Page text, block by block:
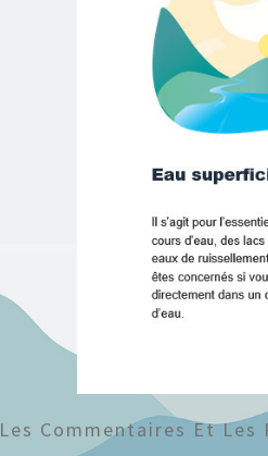
Les Commentaires Et